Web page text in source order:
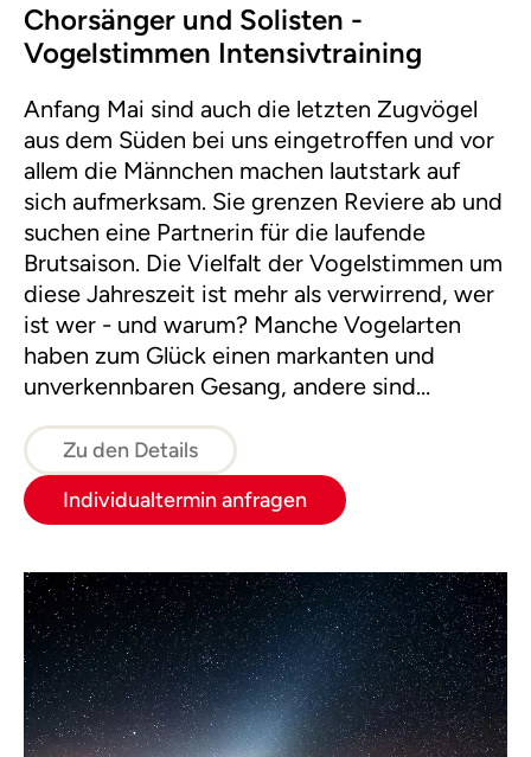
Chorsänger und Solisten -
Vogelstimmen Intensivtraining
Anfang Mai sind auch die letzten Zugvögel
aus dem Süden bei uns eingetroffen und vor
allem die Männchen machen lautstark auf
sich aufmerksam. Sie grenzen Reviere ab und
suchen eine Partnerin für die laufende
Brutsaison. Die Vielfalt der Vogelstimmen um
diese Jahreszeit ist mehr als verwirrend, wer
ist wer - und warum? Manche Vogelarten
haben zum Glück einen markanten und
unverkennbaren Gesang, andere sind
herauszuhören. Wir werden versuchen,
zumindest einige der häufigsten Vögel am
Gesang zu identifizieren und uns durch
lassen sich aber auch einige der gefiederten
Kostbarkeiten des Nationalparks hören und
sehen.
Zu den Details
Individualtermin anfragen